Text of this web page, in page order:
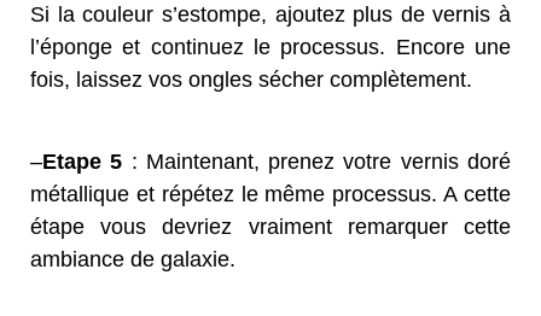
Si la couleur s’estompe, ajoutez plus de vernis à
l’éponge et continuez le processus. Encore une
fois, laissez vos ongles sécher complètement.
–Etape 5 : Maintenant, prenez votre vernis doré
métallique et répétez le même processus. A cette
étape vous devriez vraiment remarquer cette
ambiance de galaxie.